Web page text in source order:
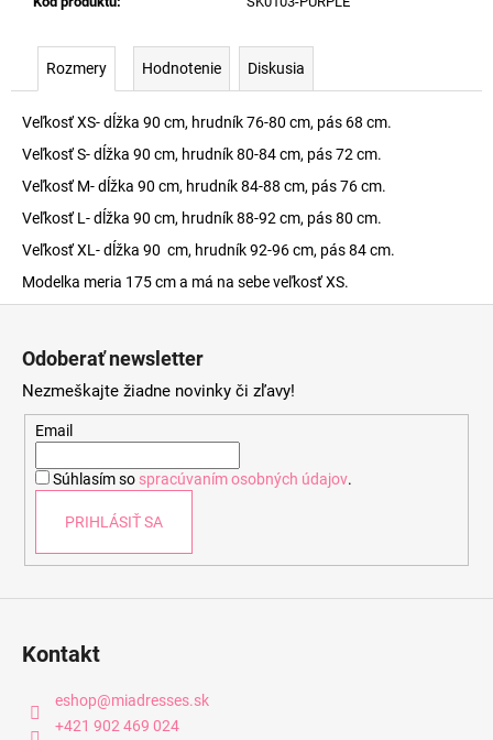
Rozmery Hodnotenie Diskusia
Veľkosť XS- dĺžka 90 cm, hrudník 76-80 cm, pás 68 cm.
Veľkosť S- dĺžka 90 cm, hrudník 80-84 cm, pás 72 cm.
Veľkosť M- dĺžka 90 cm, hrudník 84-88 cm, pás 76 cm.
Veľkosť L- dĺžka 90 cm, hrudník 88-92 cm, pás 80 cm.
Veľkosť XL- dĺžka 90 cm, hrudník 92-96 cm, pás 84 cm.
Modelka meria 175 cm a má na sebe veľkosť XS.
Odoberať newsletter
Nezmeškajte žiadne novinky či zľavy!
Email
Súhlasím so spracúvaním osobných údajov.
PRIHLÁSIŤ SA
Kontakt
eshop@miadresses.sk
+421 902 469 024